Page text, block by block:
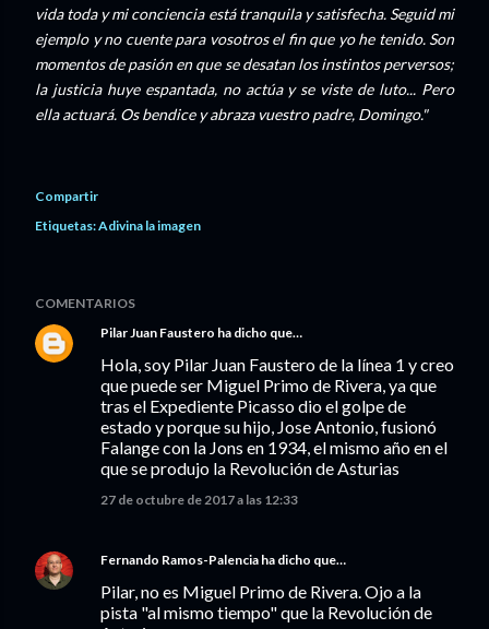
vida toda y mi conciencia está tranquila y satisfecha. Seguid mi
ejemplo y no cuente para vosotros el fin que yo he tenido. Son
momentos de pasión en que se desatan los instintos perversos;
la justicia huye espantada, no actúa y se viste de luto... Pero
ella actuará. Os bendice y abraza vuestro padre, Domingo."
Compartir
Etiquetas:Adivina la imagen
COMENTARIOS
Pilar Juan Faustero ha dicho que…
Hola, soy Pilar Juan Faustero de la línea 1 y creo
que puede ser Miguel Primo de Rivera, ya que
tras el Expediente Picasso dio el golpe de
estado y porque su hijo, Jose Antonio, fusionó
Falange con la Jons en 1934, el mismo año en el
que se produjo la Revolución de Asturias
27 de octubre de 2017 a las 12:33
Fernando Ramos-Palencia ha dicho que…
Pilar, no es Miguel Primo de Rivera. Ojo a la
pista "al mismo tiempo" que la Revolución de